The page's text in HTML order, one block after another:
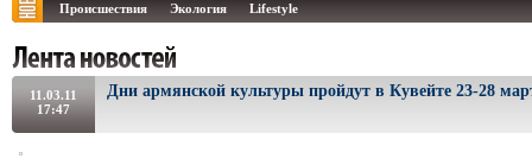
Происшествия
Экология Lifestyle
11.03.11
17:47
Дни армянской культуры пройдут в Кувейте 23-28